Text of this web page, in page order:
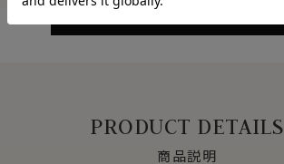
もっと見る
PRODUCT DETAILS
商品説明